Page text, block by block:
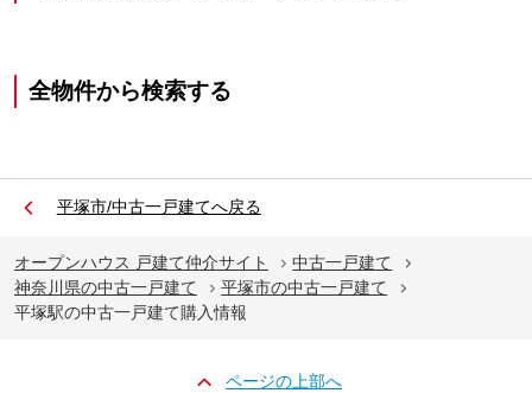
全物件から検索する
平塚市/中古一戸建てへ戻る
オープンハウス 戸建て仲介サイト
中古一戸建て
神奈川県の中古一戸建て
平塚市の中古一戸建て
平塚駅の中古一戸建て購入情報
ページの上部へ